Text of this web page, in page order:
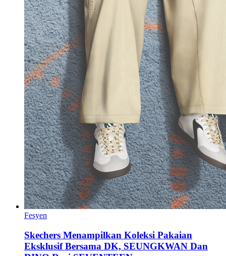
Fesyen
Skechers Menampilkan Koleksi Pakaian
Eksklusif Bersama DK, SEUNGKWAN Dan